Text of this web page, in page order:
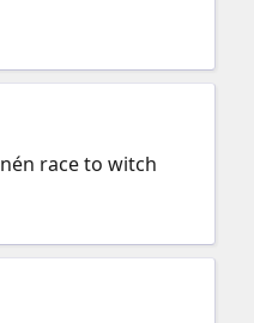
race to witch